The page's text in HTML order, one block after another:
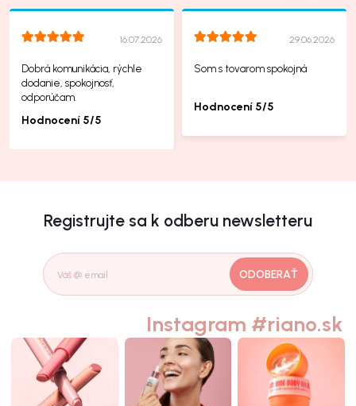
16.07.2026
Dobrá komunikácia, rýchle
dodanie, spokojnosť,
odporúčam.
Hodnocení 5/5
29.06.2026
Som s tovarom spokojná
Hodnocení 5/5
Registrujte sa k odberu newsletteru
ODOBERAŤ
Instagram #riano.sk